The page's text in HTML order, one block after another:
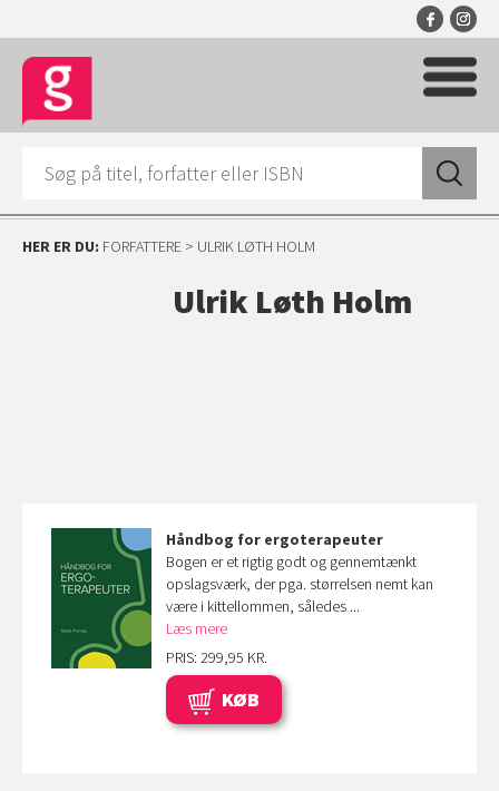
HER ER DU: FORFATTERE > ULRIK LØTH HOLM
Ulrik Løth Holm
Håndbog for ergoterapeuter
Bogen er et rigtig godt og gennemtænkt
opslagsværk, der pga. størrelsen nemt kan
være i kittellommen, således ...
Læs mere
PRIS: 299,95 KR.
KØB